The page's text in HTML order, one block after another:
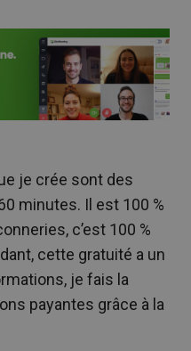
je crée sont des
minutes. Il est 100 %
c’est 100 %
cette gratuité a un
je fais la
payantes grâce à la